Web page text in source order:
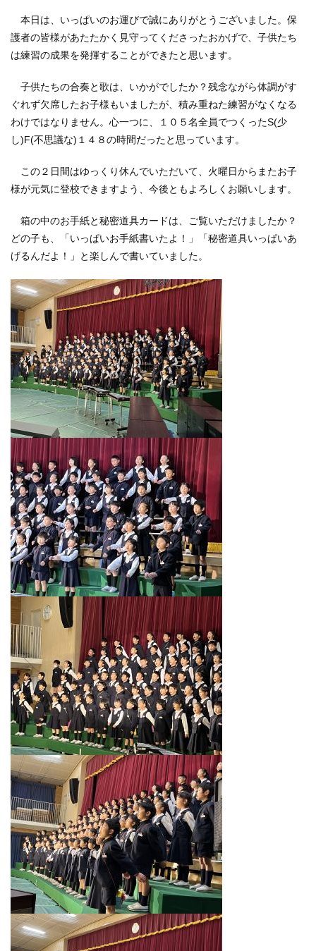
本日は、いっぱいのお運びで誠にありがとうございました。保
護者の皆様があたたかく見守ってくださったおかげで、子供たち
は練習の成果を発揮することができたと思います。
子供たちの合奏と歌は、いかがでしたか？残念ながら体調がす
ぐれず欠席したお子様もいましたが、積み重ねた練習がなくなる
わけではなりません。心一つに、１０５名全員でつくったS(少
し)F(不思議な)１４８の時間だったと思っています。
この２日間はゆっくり休んでいただいて、火曜日からまたお子
様が元気に登校できますよう、今後ともよろしくお願いします。
箱の中のお手紙と秘密道具カードは、ご覧いただけましたか？
どの子も、「いっぱいお手紙書いたよ！」「秘密道具いっぱいあ
げるんだよ！」と楽しんで書いていました。